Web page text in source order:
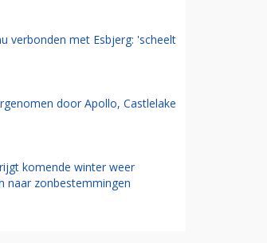
verbonden met Esbjerg: 'scheelt
door Apollo, Castlelake
komende winter weer
naar zonbestemmingen